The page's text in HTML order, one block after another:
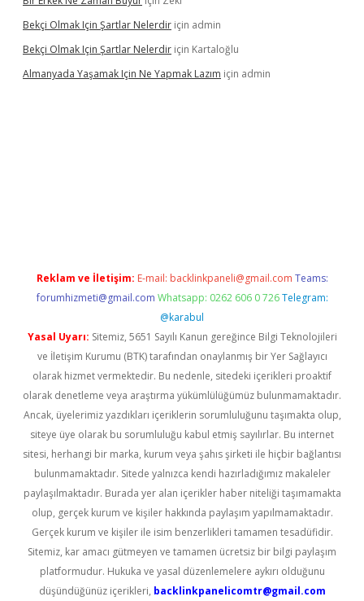
Bekçi Olmak Için Şartlar Nelerdir için admin
Bekçi Olmak Için Şartlar Nelerdir için Kartaloğlu
Almanyada Yaşamak Için Ne Yapmak Lazım için admin
Reklam ve İletişim: E-mail: backlinkpaneli@gmail.com Teams:
forumhizmeti@gmail.com Whatsapp: 0262 606 0 726 Telegram:
@karabul
Yasal Uyarı: Sitemiz, 5651 Sayılı Kanun gereğince Bilgi Teknolojileri
ve İletişim Kurumu (BTK) tarafından onaylanmış bir Yer Sağlayıcı
olarak hizmet vermektedir. Bu nedenle, sitedeki içerikleri proaktif
olarak denetleme veya araştırma yükümlülüğümüz bulunmamaktadır.
Ancak, üyelerimiz yazdıkları içeriklerin sorumluluğunu taşımakta olup,
siteye üye olarak bu sorumluluğu kabul etmiş sayılırlar. Bu internet
sitesi, herhangi bir marka, kurum veya şahıs şirketi ile hiçbir bağlantısı
bulunmamaktadır. Sitede yalnızca kendi hazırladığımız makaleler
paylaşılmaktadır. Burada yer alan içerikler haber niteliği taşımamakta
olup, gerçek kurum ve kişiler hakkında paylaşım yapılmamaktadır.
Gerçek kurum ve kişiler ile isim benzerlikleri tamamen tesadüfidir.
Sitemiz, kar amacı gütmeyen ve tamamen ücretsiz bir bilgi paylaşım
platformudur. Hukuka ve yasal düzenlemelere aykırı olduğunu
düşündüğünüz içerikleri, backlinkpanelicomtr@gmail.com